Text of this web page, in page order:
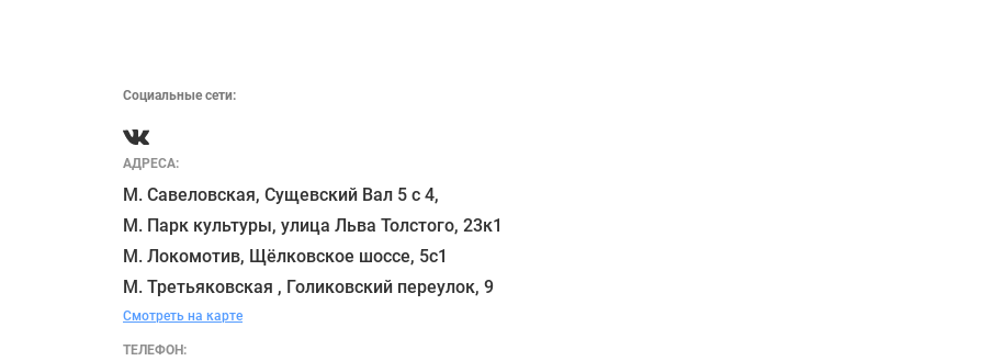
Социальные сети:
АДРЕСА:
М. Савеловская, Сущевский Вал 5 с 4,
М. Парк культуры, улица Льва Толстого, 23к1
М. Локомотив, Щёлковское шоссе, 5с1
Смотреть на карте
ТЕЛЕФОН: